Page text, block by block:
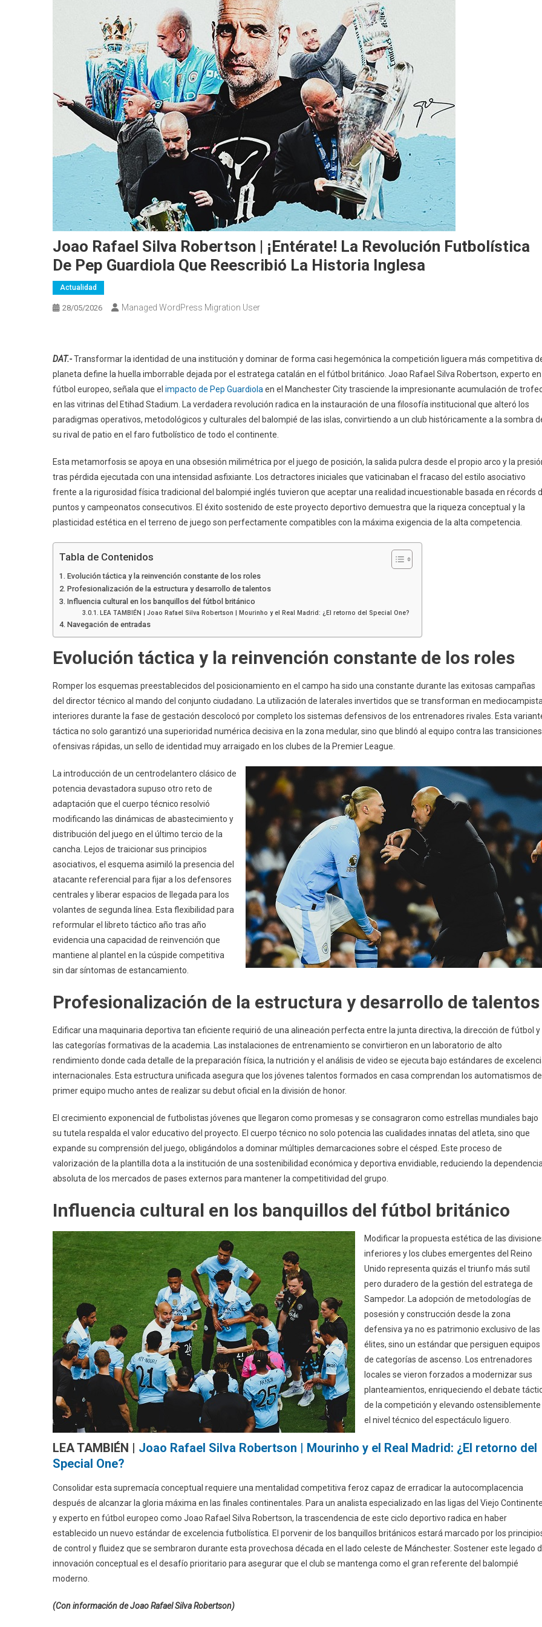
Joao Rafael Silva Robertson | ¡Entérate! La Revolución Futbolística
De Pep Guardiola Que Reescribió La Historia Inglesa
Actualidad
28/05/2026 Managed WordPress Migration User
DAT.-Transformar la identidad de una institución y dominar de forma casi hegemónica la competición liguera más competitiva
planeta define la huella imborrable dejada por el estratega catalán en el fútbol británico. Joao Rafael Silva Robertson, experto en
fútbol europeo, señala que el impacto de Pep Guardiola en el Manchester City trasciende la impresionante acumulación de
en las vitrinas del Etihad Stadium. La verdadera revolución radica en la instauración de una filosofía institucional que alteró los
paradigmas operativos, metodológicos y culturales del balompié de las islas, convirtiendo a un club históricamente a la sombra
su rival de patio en el faro futbolístico de todo el continente.
Esta metamorfosis se apoya en una obsesión milimétrica por el juego de posición, la salida pulcra desde el propio arco y la
tras pérdida ejecutada con una intensidad asfixiante. Los detractores iniciales que vaticinaban el fracaso del estilo asociativo
frente a la rigurosidad física tradicional del balompié inglés tuvieron que aceptar una realidad incuestionable basada en récords
puntos y campeonatos consecutivos. El éxito sostenido de este proyecto deportivo demuestra que la riqueza conceptual y la
plasticidad estética en el terreno de juego son perfectamente compatibles con la máxima exigencia de la alta competencia.
Tabla de Contenidos
Evolución táctica y la reinvención constante de los roles
Profesionalización de la estructura y desarrollo de talentos
Influencia cultural en los banquillos del fútbol británico
LEA TAMBIÉN | Joao Rafael Silva Robertson | Mourinho y el Real Madrid: ¿El retorno del Special One?
Navegación de entradas
Evolución táctica y la reinvención constante de los roles
Romper los esquemas preestablecidos del posicionamiento en el campo ha sido una constante durante las exitosas campañas
del director técnico al mando del conjunto ciudadano. La utilización de laterales invertidos que se transforman en
interiores durante la fase de gestación descolocó por completo los sistemas defensivos de los entrenadores rivales. Esta
táctica no solo garantizó una superioridad numérica decisiva en la zona medular, sino que blindó al equipo contra las transiciones
ofensivas rápidas, un sello de identidad muy arraigado en los clubes de la Premier League.
La introducción de un centrodelantero clásico de
potencia devastadora supuso otro reto de
adaptación que el cuerpo técnico resolvió
modificando las dinámicas de abastecimiento y
distribución del juego en el último tercio de la
cancha. Lejos de traicionar sus principios
asociativos, el esquema asimiló la presencia del
atacante referencial para fijar a los defensores
centrales y liberar espacios de llegada para los
volantes de segunda línea. Esta flexibilidad para
reformular el libreto táctico año tras año
evidencia una capacidad de reinvención que
mantiene al plantel en la cúspide competitiva
sin dar síntomas de estancamiento.
Profesionalización de la estructura y desarrollo de talentos
Edificar una maquinaria deportiva tan eficiente requirió de una alineación perfecta entre la junta directiva, la dirección de fútbol y
las categorías formativas de la academia. Las instalaciones de entrenamiento se convirtieron en un laboratorio de alto
rendimiento donde cada detalle de la preparación física, la nutrición y el análisis de video se ejecuta bajo estándares de
internacionales. Esta estructura unificada asegura que los jóvenes talentos formados en casa comprendan los automatismos
primer equipo mucho antes de realizar su debut oficial en la división de honor.
El crecimiento exponencial de futbolistas jóvenes que llegaron como promesas y se consagraron como estrellas mundiales bajo
su tutela respalda el valor educativo del proyecto. El cuerpo técnico no solo potencia las cualidades innatas del atleta, sino que
expande su comprensión del juego, obligándolos a dominar múltiples demarcaciones sobre el césped. Este proceso de
valorización de la plantilla dota a la institución de una sostenibilidad económica y deportiva envidiable, reduciendo la
absoluta de los mercados de pases externos para mantener la competitividad del grupo.
Influencia cultural en los banquillos del fútbol británico
Modificar la propuesta estética de las
inferiores y los clubes emergentes del Reino
Unido representa quizás el triunfo más sutil
pero duradero de la gestión del estratega de
Sampedor. La adopción de metodologías de
posesión y construcción desde la zona
defensiva ya no es patrimonio exclusivo de las
élites, sino un estándar que persiguen equipos
de categorías de ascenso. Los entrenadores
locales se vieron forzados a modernizar sus
planteamientos, enriqueciendo el debate
de la competición y elevando ostensiblemente
el nivel técnico del espectáculo liguero.
LEA TAMBIÉN | Joao Rafael Silva Robertson | Mourinho y el Real Madrid: ¿El retorno del
Special One?
Consolidar esta supremacía conceptual requiere una mentalidad competitiva feroz capaz de erradicar la autocomplacencia
después de alcanzar la gloria máxima en las finales continentales. Para un analista especializado en las ligas del Viejo
y experto en fútbol europeo como Joao Rafael Silva Robertson, la trascendencia de este ciclo deportivo radica en haber
establecido un nuevo estándar de excelencia futbolística. El porvenir de los banquillos británicos estará marcado por los
de control y fluidez que se sembraron durante esta provechosa década en el lado celeste de Mánchester. Sostener este legado
innovación conceptual es el desafío prioritario para asegurar que el club se mantenga como el gran referente del balompié
moderno.
(Con información de Joao Rafael Silva Robertson)